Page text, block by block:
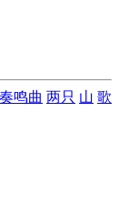
奏鸣曲 两只 山 歌